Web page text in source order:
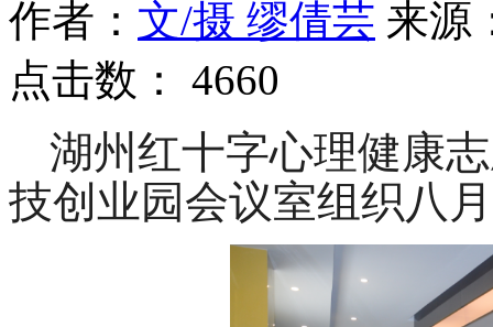
作者： 文/摄 缪倩芸 来源
点击数： 4660
湖州红十字心理健康
技创业园会议室组织八